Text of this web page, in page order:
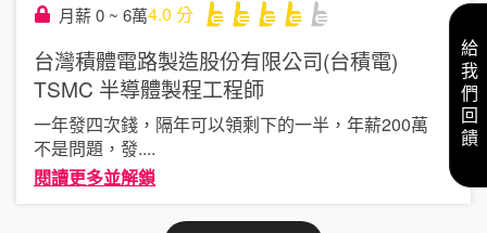
月薪 0 ~ 6萬4.0 分
台灣積體電路製造股份有限公司(台積電)
TSMC 半導體製程工程師
一年發四次錢，隔年可以領剩下的一半，年薪200萬
不是問題，發....
閱讀更多並解鎖
給我們回饋